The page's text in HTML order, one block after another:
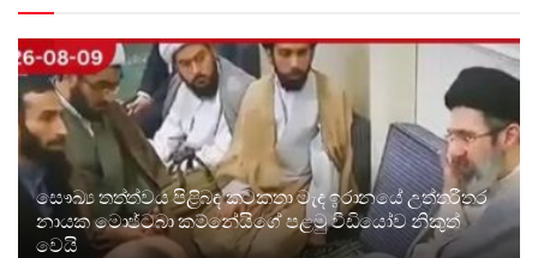
සෞඛ්‍ය තත්ත්වය පිළිබඳ කටකතා මැද ඉරානයේ උත්තරීතර
නායක මොජ්ටබා කම්නේයිගේ පළමු වීඩියෝව නිකුත්
වෙයි